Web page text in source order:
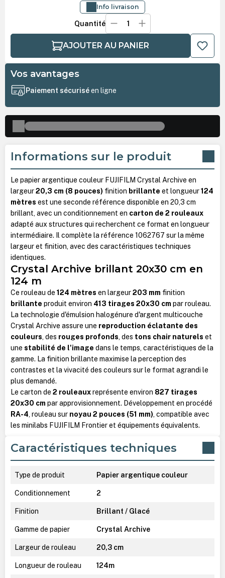
Info livraison
Quantité
AJOUTER AU PANIER
Vos avantages
Paiement sécuriséen ligne
Informations sur le produit
Le papier argentique couleur FUJIFILM Crystal Archive en
largeur20,3 cm (8 pouces) finition brillante et longueur124
mètres est une seconde référence disponible en 20,3 cm
brillant, avec un conditionnement en carton de 2 rouleaux
adapté aux structures qui recherchent ce format en longueur
intermédiaire. Il complète la référence 1062767 sur la même
largeur et finition, avec des caractéristiques techniques
identiques.
Crystal Archive brillant 20x30 cm en
124 m
Ce rouleau de 124 mètres en largeur203 mm finition
brillante produit environ 413 tirages 20x30 cm par rouleau.
La technologie d'émulsion halogénure d'argent multicouche
Crystal Archive assure une reproduction éclatante des
couleurs, des rouges profonds, des tons chair naturels et
une stabilité de l'image dans le temps, caractéristiques de la
gamme. La finition brillante maximise la perception des
contrastes et la vivacité des couleurs sur le format agrandi le
plus demandé.
Le carton de 2 rouleauxreprésente environ 827 tirages
20x30 cm par approvisionnement. Développement en procédé
RA-4, rouleau sur noyau 2 pouces (51 mm), compatible avec
les minilabs FUJIFILM Frontier et équipements équivalents.
Caractéristiques techniques
Type de produit Papier argentique couleur
Conditionnement 2
Finition Brillant / Glacé
Gamme de papier Crystal Archive
Largeur de rouleau 20,3 cm
Longueur de rouleau 124m